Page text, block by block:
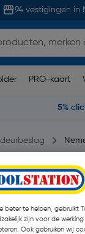
94 vestigingen in
PRO-kaart
5%
1 opmerking(en)
beter te helpen, gebruikt
zijn voor de
Ook gebruiken wij